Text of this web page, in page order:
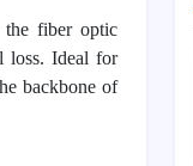
fiber optic
loss. Ideal for
backbone of